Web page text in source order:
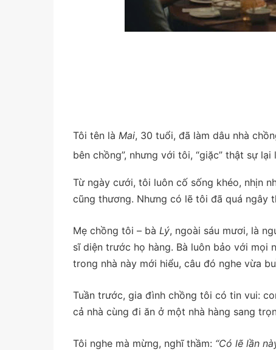
Tôi tên là Mai, 30 tuổi, đã làm dâu nhà
bên chồng”, nhưng với tôi, “giặc” thật sự lại
Từ ngày cưới, tôi luôn cố sống khéo, nhịn
cũng thương. Nhưng có lẽ tôi đã quá ngây
Mẹ chồng tôi – bà Lý, ngoài sáu mươi, là
sĩ diện trước họ hàng. Bà luôn bảo với mọi
trong nhà này mới hiểu, câu đó nghe vừa
Tuần trước, gia đình chồng tôi có tin vui:
cả nhà cùng đi ăn ở một nhà hàng sang
Tôi nghe mà mừng, nghĩ thầm: “Có lẽ lần